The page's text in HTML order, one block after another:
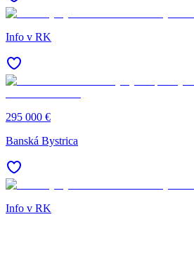
Info v RK
295 000 €
Banská Bystrica
Info v RK